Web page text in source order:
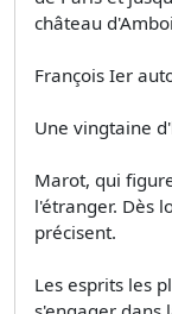
château
François Ier
Une vingtaine
Marot, qui
l'étranger. Dès
précisent.
Les esprits les